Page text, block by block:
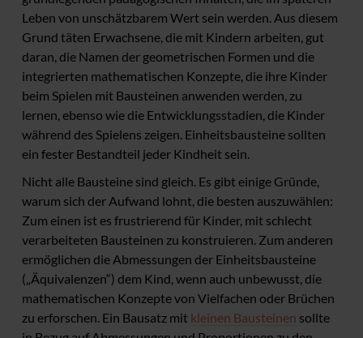
Leben von unschätzbarem Wert sein werden. Aus diesem
Grund täten Erwachsene, die mit Kindern arbeiten, gut
daran, die Namen der geometrischen Formen und die
integrierten mathematischen Konzepte, die ihre Kinder
beim Spielen mit Bausteinen anwenden werden, zu
lernen, ebenso wie die Entwicklungsstadien, die Kinder
während des Spielens zeigen. Einheitsbausteine sollten
ein fester Bestandteil jeder Kindheit sein.
Nicht alle Bausteine sind gleich. Es gibt einige Gründe,
warum sich der Aufwand lohnt, die besten auszuwählen:
Zum einen ist es frustrierend für Kinder, mit schlecht
verarbeiteten Bausteinen zu konstruieren. Zum anderen
ermöglichen die Abmessungen der Einheitsbausteine
(„Äquivalenzen“) dem Kind, wenn auch unbewusst, die
mathematischen Konzepte von Vielfachen oder Brüchen
zu erforschen. Ein Bausatz mit kleinen Bausteinen sollte